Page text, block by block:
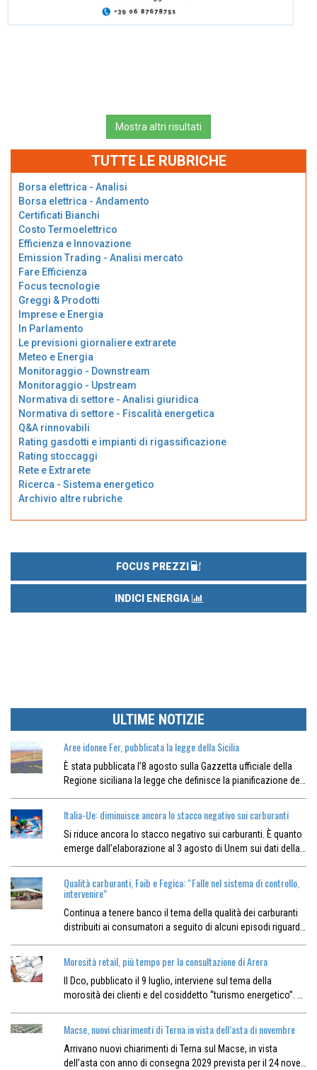
Mostra altri risultati
TUTTE LE RUBRICHE
Borsa elettrica - Analisi
Borsa elettrica - Andamento
Certificati Bianchi
Costo Termoelettrico
Efficienza e Innovazione
Emission Trading - Analisi mercato
Fare Efficienza
Focus tecnologie
Greggi & Prodotti
Imprese e Energia
In Parlamento
Le previsioni giornaliere extrarete
Meteo e Energia
Monitoraggio - Downstream
Monitoraggio - Upstream
Normativa di settore - Analisi giuridica
Normativa di settore - Fiscalità energetica
Q&A rinnovabili
Rating gasdotti e impianti di rigassificazione
Rating stoccaggi
Rete e Extrarete
Ricerca - Sistema energetico
Archivio altre rubriche
FOCUS PREZZI
INDICI ENERGIA
ULTIME NOTIZIE
Aree idonee Fer, pubblicata la legge della Sicilia
È stata pubblicata l’8 agosto sulla Gazzetta ufficiale della
Regione siciliana la legge che definisce la pianificazione de…
Italia-Ue: diminuisce ancora lo stacco negativo sui carburanti
Si riduce ancora lo stacco negativo sui carburanti. È quanto
emerge dall’elaborazione al 3 agosto di Unem sui dati della…
Qualità carburanti, Faib e Fegica: “Falle nel sistema di controllo,
intervenire”
Continua a tenere banco il tema della qualità dei carburanti
distribuiti ai consumatori a seguito di alcuni episodi riguard…
Morosità retail, più tempo per la consultazione di Arera
Il Dco, pubblicato il 9 luglio, interviene sul tema della
morosità dei clienti e del cosiddetto “turismo energetico”. …
Macse, nuovi chiarimenti di Terna in vista dell’asta di novembre
Arrivano nuovi chiarimenti di Terna sul Macse, in vista
dell’asta con anno di consegna 2029 prevista per il 24 nove…